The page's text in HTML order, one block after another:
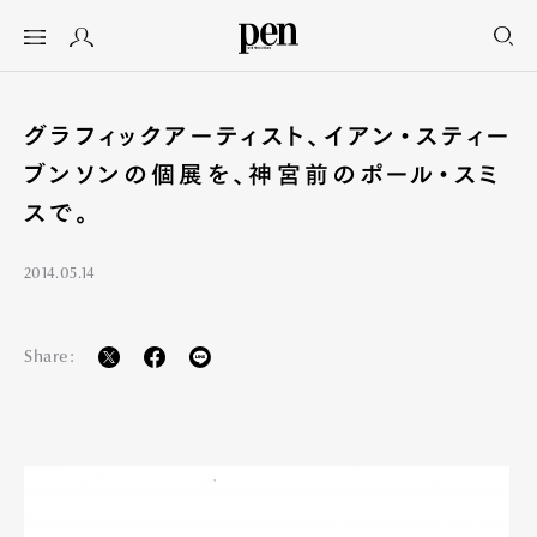
グラフィックアーティスト、イアン・スティー
ブンソンの個展を、神宮前のポール・スミ
スで。
2014.05.14
Share: